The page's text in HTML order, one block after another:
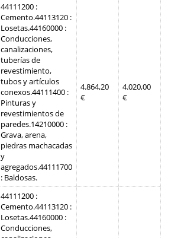
44111200 :
Cemento.44113120 :
Losetas.44160000 :
Conducciones,
canalizaciones,
tuberías de
revestimiento,
tubos y artículos
conexos.44111400 :
Pinturas y
revestimientos de
paredes.14210000 :
Grava, arena,
piedras machacadas
y
agregados.44111700
: Baldosas.
4.864,20
€
4.020,00
€
44111200 :
Cemento.44113120 :
Losetas.44160000 :
Conducciones,